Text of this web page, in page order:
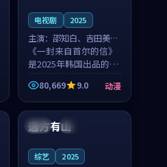
电视剧 2025
主演： 邵知白、吉田美琴
等
《一封来自首尔的信》
是2025年韩国出品的动
漫新作，主创团队希望
用高考往事的故事让观
众停下来想一想。邵知
重要角色，谢承南的
80,669 9.0 动漫
法国 独播
远方有山
综艺 2025